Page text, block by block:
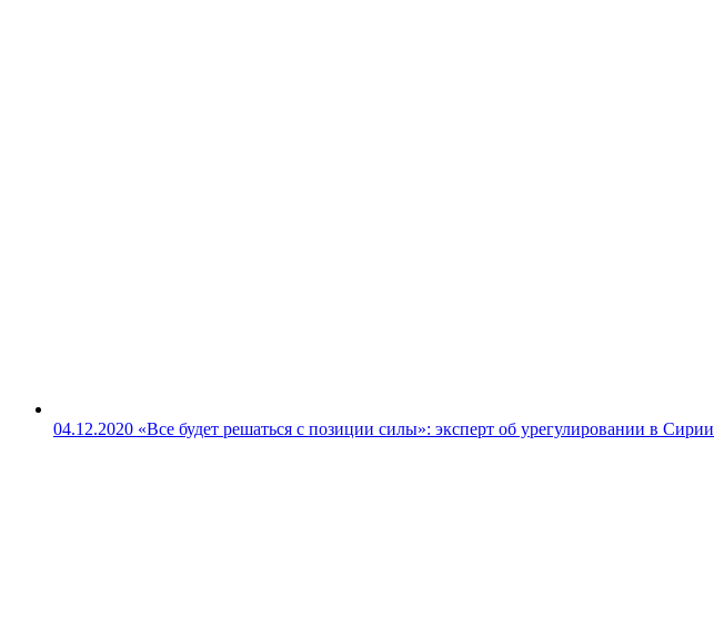
04.12.2020 «Все будет решаться с позиции силы»: эксперт об урегулировании в Сирии